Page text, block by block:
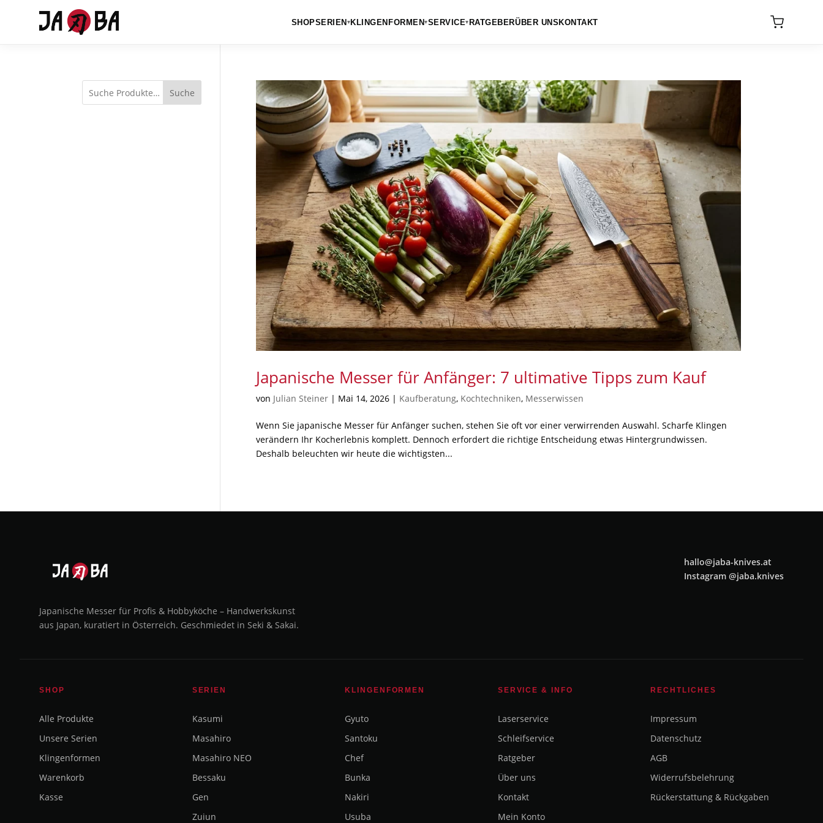
SHOPSERIEN▾KLINGENFORMEN▾SERVICE▾RATGEBERÜBER UNSKONTAKT
Japanische Messer für Anfänger: 7 ultimative Tipps zum Kauf
von Julian Steiner| Mai 14, 2026| Kaufberatung, Kochtechniken, Messerwissen
Wenn Sie japanische Messer für Anfänger suchen, stehen Sie oft vor einer verwirrenden Auswahl. Scharfe Klingen
verändern Ihr Kocherlebnis komplett. Dennoch erfordert die richtige Entscheidung etwas Hintergrundwissen.
Deshalb beleuchten wir heute die wichtigsten...
Suche
Japanische Messer für Profis & Hobbyköche – Handwerkskunst
aus Japan, kuratiert in Österreich. Geschmiedet in Seki & Sakai.
hallo@jaba-knives.at
Instagram @jaba.knives
SHOP
Alle Produkte
Unsere Serien
Klingenformen
Warenkorb
Kasse
SERIEN
Kasumi
Masahiro
Masahiro NEO
Bessaku
Gen
Zuiun
KLINGENFORMEN
Gyuto
Santoku
Chef
Bunka
Nakiri
Usuba
SERVICE & INFO
Laserservice
Schleifservice
Ratgeber
Über uns
Kontakt
Mein Konto
RECHTLICHES
Impressum
Datenschutz
AGB
Widerrufsbelehrung
Rückerstattung & Rückgaben